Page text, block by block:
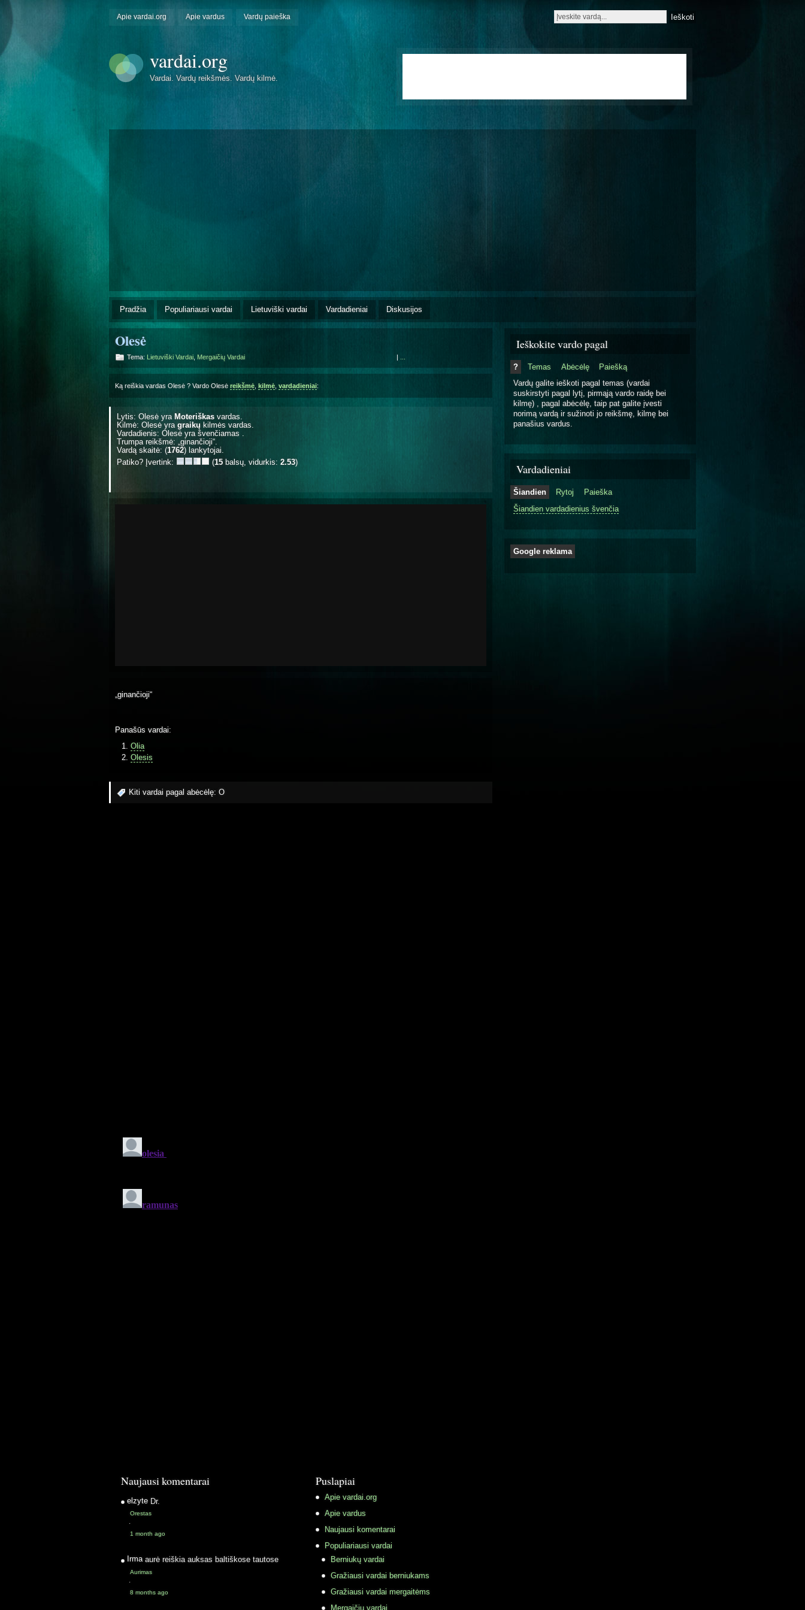
Apie vardai.org Apie vardus Vardų paieška
vardai.org
Vardai. Vardų reikšmės. Vardų kilmė.
Pradžia Populiariausi vardai Lietuviški vardai Vardadieniai Diskusijos
Olesė
Tema: Lietuviški Vardai Mergaičių Vardai |
Ką reiškia vardas Olesė ? Vardo Olesė reikšmė kilmė vardadieniai:
Lytis: Olesė yra Moteriškas vardas.
Kilmė: Olesė yra graikų kilmės vardas.
Vardadienis: Olesė yra švenčiamas
Trumpa reikšmė: „ginančioji“.
Vardą skaitė: (1762) lankytojai.
Patiko? Įvertink:
(15 balsų, vidurkis: 2.53)
„ginančioji“
Panašūs vardai:
Olia
Olesis
Kiti vardai pagal abėcėlę: O
Ieškokite vardo pagal
? Temas Abėcėlę
Paiešką
Vardų galite ieškoti pagal temas (vardai
suskirstyti pagal lytį, pirmąją vardo raidę bei
kilmę) , pagal abėcėlę, taip pat galite įvesti
norimą vardą ir sužinoti jo reikšmę, kilmę bei
panašius vardus.
Vardadieniai
Šiandien Rytoj
Paieška
Šiandien vardadienius švenčia
Google reklama
Naujausi komentarai
elzyte Dr.
Orestas
·
1 month ago
Irma aurė reiškia auksas baltiškose tautose
Aurimas
·
8 months ago
Puslapiai
Apie vardai.org
Apie vardus
Naujausi komentarai
Populiariausi vardai
Berniukų vardai
Gražiausi vardai berniukams
Gražiausi vardai mergaitėms
Mergaičių vardai